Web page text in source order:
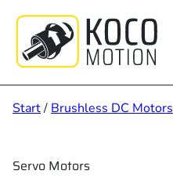
springen
Start/ Brushless DC Motors
Servo Motors